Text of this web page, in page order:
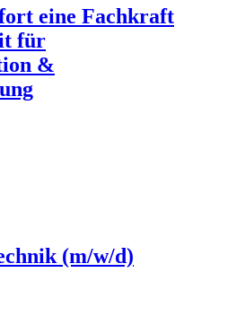
eine Fachkraft
für
&
(m/w/d)